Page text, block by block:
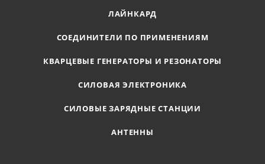
ЛАЙНКАРД
СОЕДИНИТЕЛИ ПО ПРИМЕНЕНИЯМ
КВАРЦЕВЫЕ ГЕНЕРАТОРЫ И РЕЗОНАТОРЫ
СИЛОВАЯ ЭЛЕКТРОНИКА
СИЛОВЫЕ ЗАРЯДНЫЕ СТАНЦИИ
АНТЕННЫ